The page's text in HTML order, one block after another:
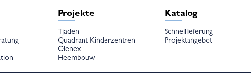
Projekte
Tjaden
Quadrant Kinderzentren
Olenex
Heembouw
Katalog
Schnelllieferung
Projektangebot